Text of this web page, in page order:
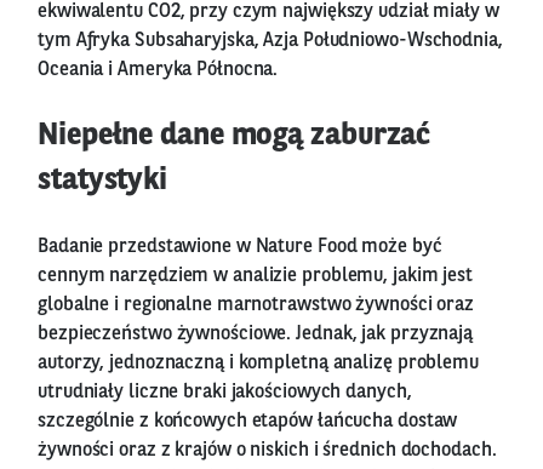
ekwiwalentu CO2, przy czym największy udział miały w
tym Afryka Subsaharyjska, Azja Południowo-Wschodnia,
Oceania i Ameryka Północna.
Niepełne dane mogą zaburzać
statystyki
Badanie przedstawione w Nature Food może być
cennym narzędziem w analizie problemu, jakim jest
globalne i regionalne marnotrawstwo żywności oraz
bezpieczeństwo żywnościowe. Jednak, jak przyznają
autorzy, jednoznaczną i kompletną analizę problemu
utrudniały liczne braki jakościowych danych,
szczególnie z końcowych etapów łańcucha dostaw
żywności oraz z krajów o niskich i średnich dochodach.